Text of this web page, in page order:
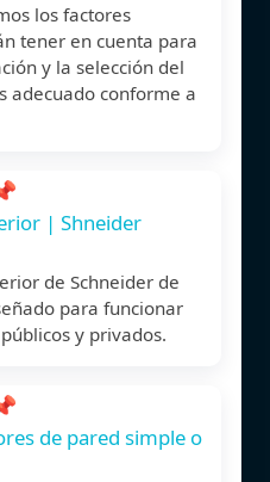
los factores
tener en cuenta para
y la selección del
adecuado conforme a
| Shneider
de Schneider de
para funcionar
y privados.
de pared simple o